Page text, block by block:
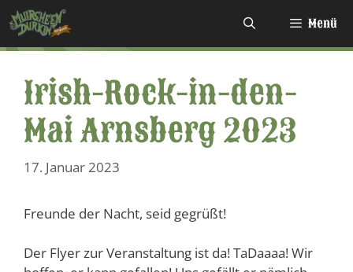
Zum
Inhalt
springen
Menü
Irish-Rock-in-den-
Mai Arnsberg 2023
17. Januar 2023
Freunde der Nacht, seid gegrüßt!
Der Flyer zur Veranstaltung ist da! TaDaaaa! Wir